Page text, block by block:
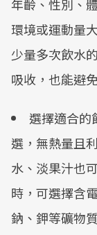
年齡、性別、
環境或運動量
少量多次飲水
吸收，也能避
選擇適合的
選，無熱量且
水、淡果汁也
時，可選擇含
鈉、鉀等礦物